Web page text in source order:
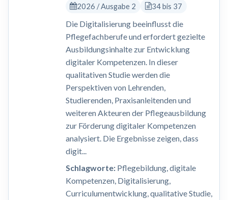
2026 / Ausgabe 2
34 bis 37
Die Digitalisierung beeinflusst die
Pflegefachberufe und erfordert gezielte
Ausbildungsinhalte zur Entwicklung
digitaler Kompetenzen. In dieser
qualitativen Studie werden die
Perspektiven von Lehrenden,
Studierenden, Praxisanleitenden und
weiteren Akteuren der Pflegeausbildung
zur Förderung digitaler Kompetenzen
analysiert. Die Ergebnisse zeigen, dass
digit...
Schlagworte:Pflegebildung, digitale
Kompetenzen, Digitalisierung,
Curriculumentwicklung, qualitative Studie,